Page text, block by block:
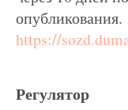
опубликования.
https://
Регулятор